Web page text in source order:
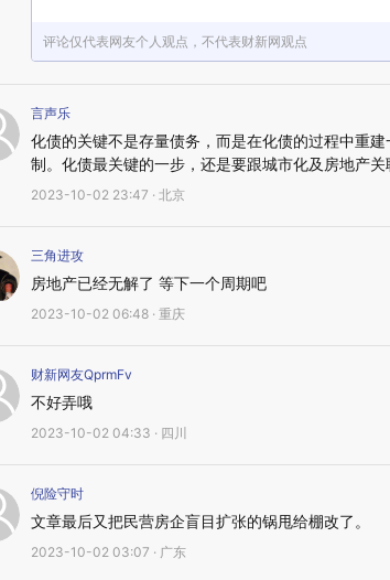
评论仅代表网友个人观点，不代表财新网观点
言声乐
化债的关键不是存量债务，而是在化债的过程中重
制。化债最关键的一步，还是要跟城市化及房地产关
2023-10-02 23:47 · 北京
三角进攻
房地产已经无解了 等下一个周期吧
2023-10-02 06:48 · 重庆
财新网友QprmFv
不好弄哦
2023-10-02 04:33 · 四川
倪险守时
文章最后又把民营房企盲目扩张的锅甩给棚改了。
2023-10-02 03:07 · 广东